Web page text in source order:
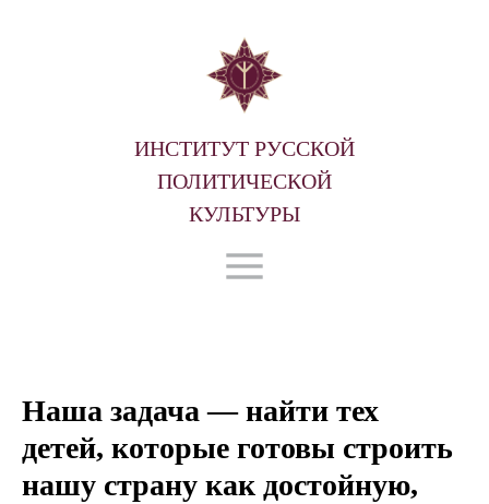
ИНСТИТУТ РУССКОЙ
ПОЛИТИЧЕСКОЙ
КУЛЬТУРЫ
Наша задача — найти тех
детей, которые готовы строить
нашу страну как достойную,